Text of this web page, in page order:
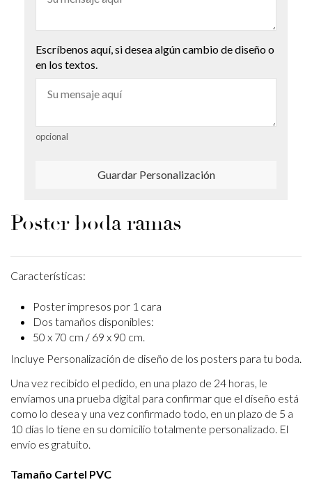
Escríbenos aquí, si desea algún cambio de diseño o
en los textos.
opcional
Guardar Personalización
Poster boda ramas
Características:
Poster impresos por 1 cara
Dos tamaños disponibles:
50 x 70 cm / 69 x 90 cm.
Incluye Personalización de diseño de los posters para tu boda.
Una vez recibido el pedido, en una plazo de 24 horas, le
enviamos una prueba digital para confirmar que el diseño está
como lo desea y una vez confirmado todo, en un plazo de 5 a
10 días lo tiene en su domicilio totalmente personalizado. El
envío es gratuito.
Tamaño Cartel PVC